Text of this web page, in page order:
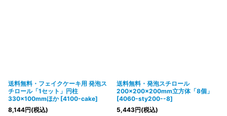
送料無料・フェイクケーキ用 発泡ス
チロール「1セット」円柱
330×100mmほか [4100-cake]
8,144円(税込)
送料無料・発泡スチロール
200×200×200mm立方体「8個」
[4060-sty200--8]
5,443円(税込)